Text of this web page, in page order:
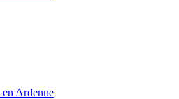
Ardenne